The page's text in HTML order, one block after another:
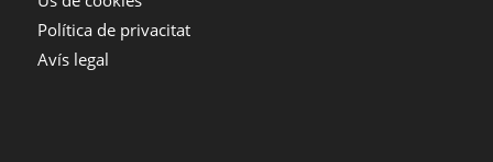
Política de privacitat
Avís legal